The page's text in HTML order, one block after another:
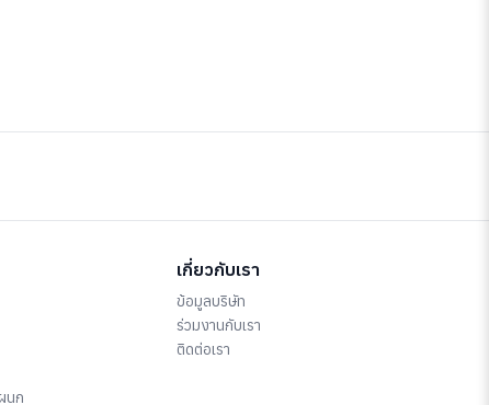
นก
เกี่ยวกับเรา
ข้อมูลบริษัท
ร่วมงานกับเรา
ติดต่อเรา